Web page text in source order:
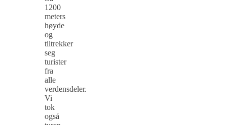
1200
meters
høyde
og
tiltrekker
seg
turister
fra
alle
verdensdeler.
Vi
tok
også